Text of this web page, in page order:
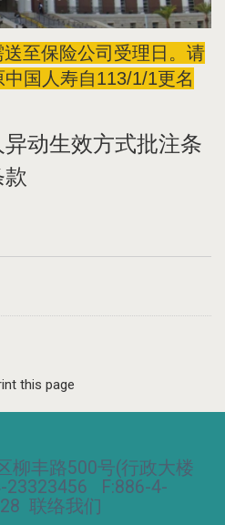
至保险公司受理日。请
中国人寿自113/1/1更名
动生效方式批注条
this page
柳丰路500号(行政大楼
F:886-4-
联络我们